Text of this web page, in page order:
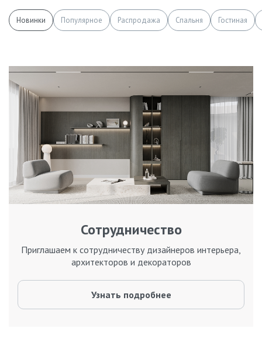
Новинки Популярное Распродажа Спальня Гостиная
Сотрудничество
Приглашаем к сотрудничеству дизайнеров интерьера,
архитекторов и декораторов
Узнать подробнее